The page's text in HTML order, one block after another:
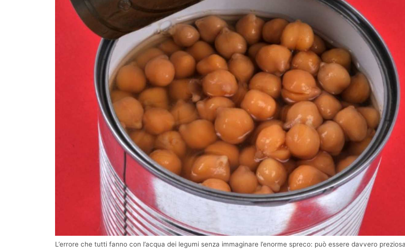
L’errore che tutti fanno con l’acqua dei legumi senza immaginare l’enorme spreco: può essere davvero preziosa